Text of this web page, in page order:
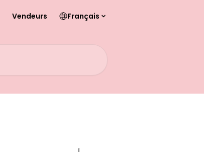
Vendeurs Français